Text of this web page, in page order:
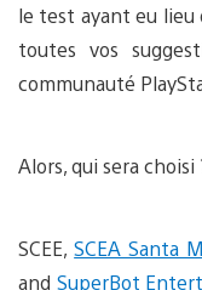
le test ayant eu
toutes vos
communauté
Alors, qui sera choisi
SCEE,SCEA Santa
and SuperBot